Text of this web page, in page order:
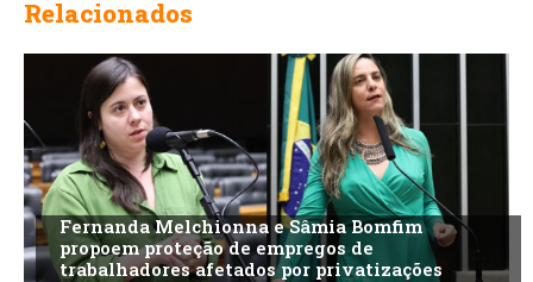
Relacionados
Fernanda Melchionna e Sâmia Bomfim
propoem proteção de empregos de
trabalhadores afetados por privatizações